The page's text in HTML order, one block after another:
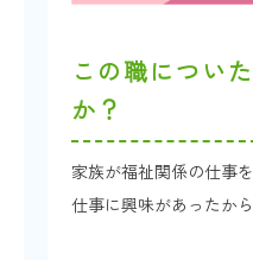
この職につい
か？
家族が福祉関係の仕事
仕事に興味があったから